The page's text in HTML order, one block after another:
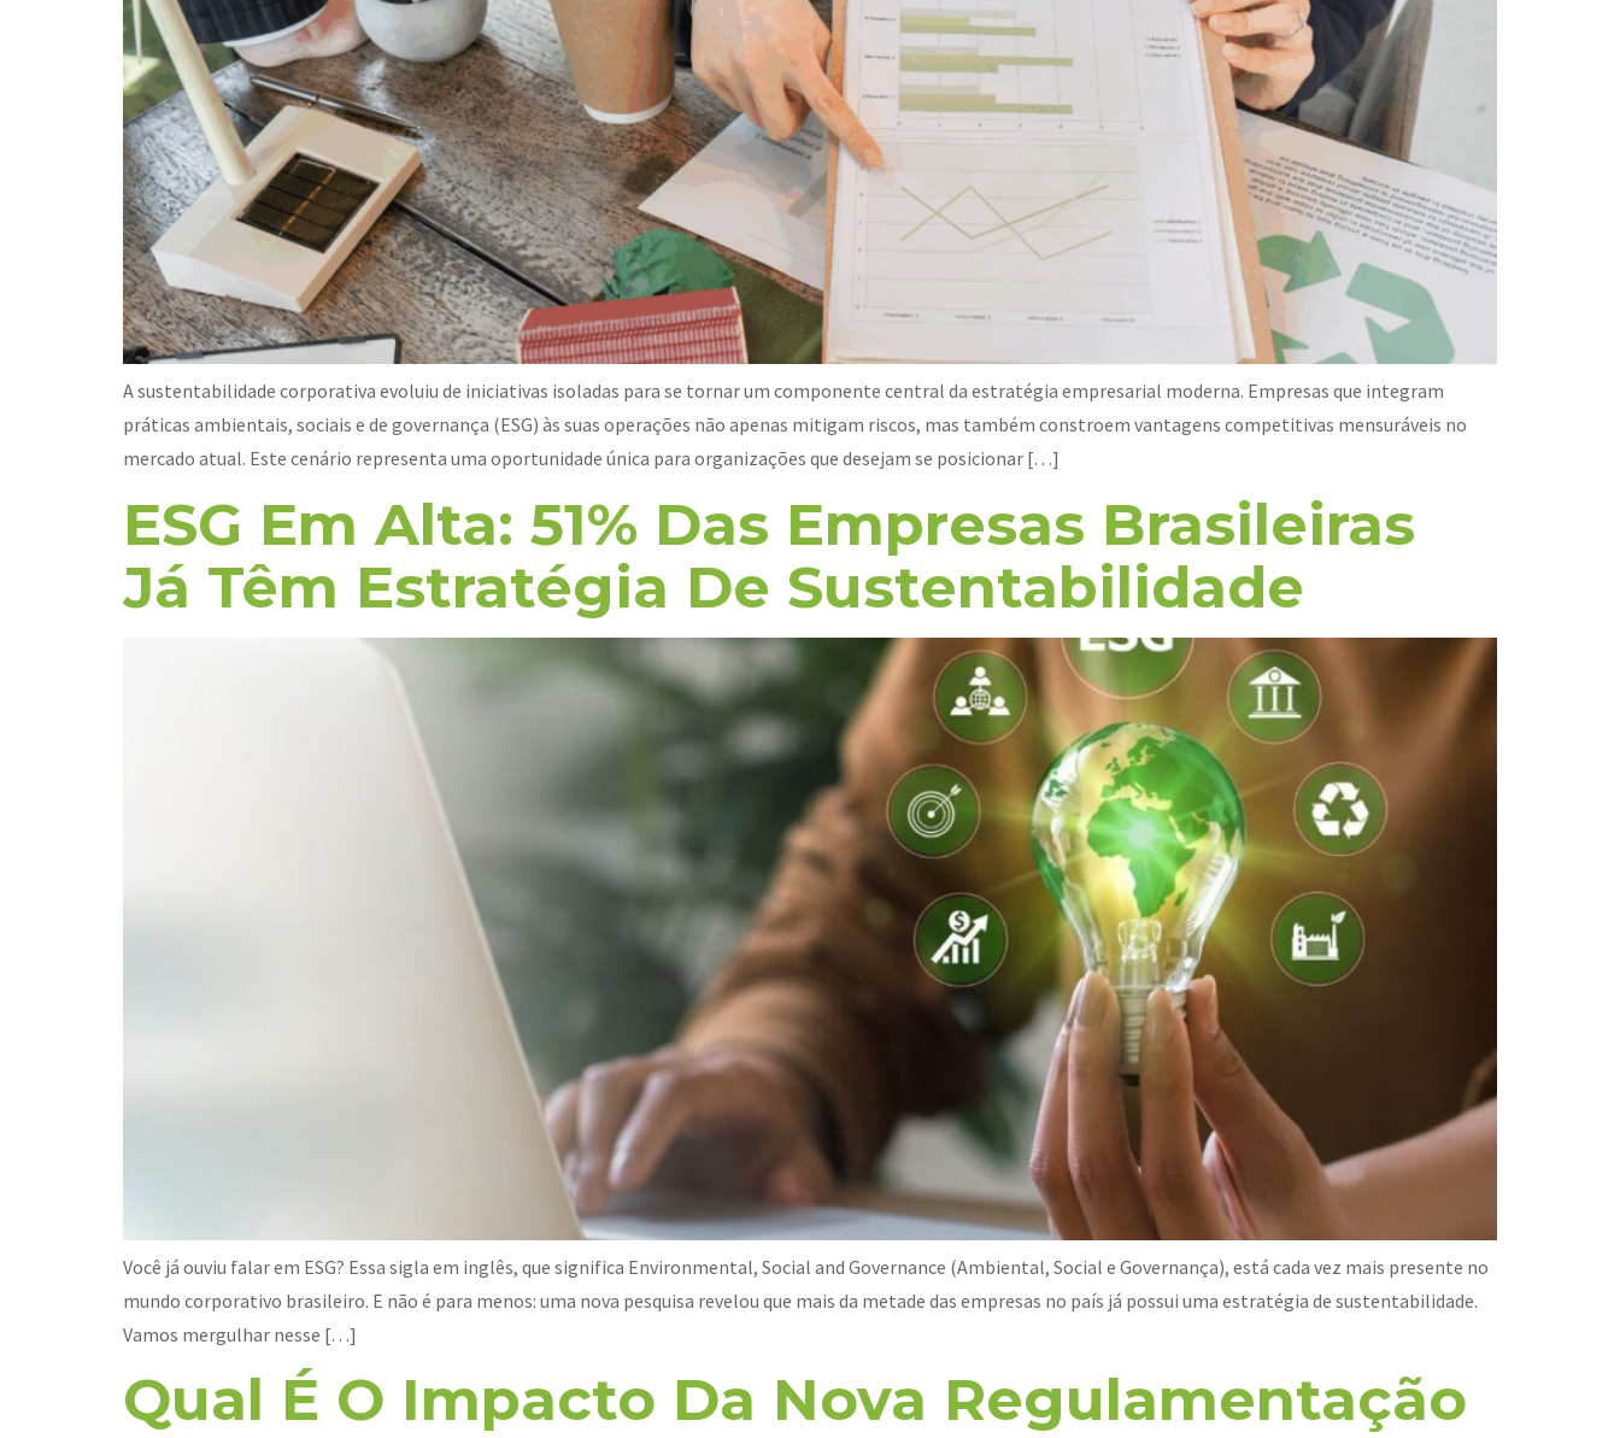
A sustentabilidade corporativa evoluiu de iniciativas isoladas para se tornar um componente central da estratégia empresarial moderna. Empresas que integram
práticas ambientais, sociais e de governança (ESG) às suas operações não apenas mitigam riscos, mas também constroem vantagens competitivas mensuráveis no
mercado atual. Este cenário representa uma oportunidade única para organizações que desejam se posicionar […]
ESG Em Alta: 51% Das Empresas Brasileiras
Já Têm Estratégia De Sustentabilidade
Você já ouviu falar em ESG? Essa sigla em inglês, que significa Environmental, Social and Governance (Ambiental, Social e Governança), está cada vez mais presente no
mundo corporativo brasileiro. E não é para menos: uma nova pesquisa revelou que mais da metade das empresas no país já possui uma estratégia de sustentabilidade.
Vamos mergulhar nesse […]
Qual É O Impacto Da Nova Regulamentação